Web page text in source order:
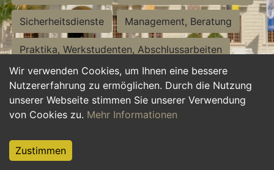
Wir verwenden Cookies, um Ihnen eine bessere
Nutzererfahrung zu ermöglichen. Durch die Nutzung
unserer Webseite stimmen Sie unserer Verwendung
von Cookies zu. Mehr Informationen
Zustimmen
Sicherheitsdienste Management, Beratung
Praktika, Werkstudenten, Abschlussarbeiten
Personalwesen Assistenz, Sekretariat
Hilfskräfte, Aushilfs- und Nebenjobs
Weiterbildung, Studium, duale Ausbildung